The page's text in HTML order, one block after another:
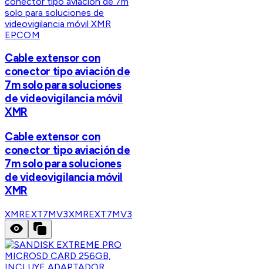
EPCOM
Cable extensor con
conector tipo aviación de
7m solo para soluciones
de videovigilancia móvil
XMR
Cable extensor con
conector tipo aviación de
7m solo para soluciones
de videovigilancia móvil
XMR
XMREXT7MV3XMREXT7MV3